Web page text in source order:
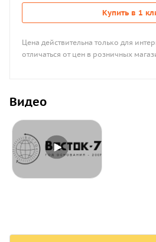
Купить в 1
Цена действительна только для
отличаться от цен в розничных
Видео